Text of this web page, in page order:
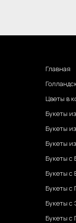
Главная
Цветы в
Букеты
Букеты
Букеты
Букеты с
Букеты с
Букеты с
Букеты с
Букеты с